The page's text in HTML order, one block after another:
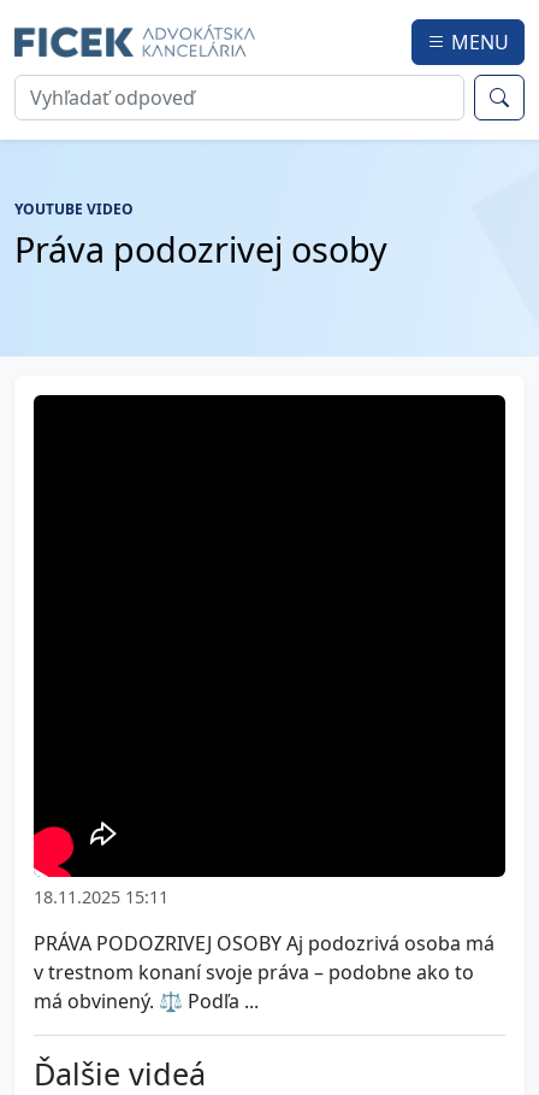
MENU
YOUTUBE VIDEO
Práva podozrivej osoby
18.11.2025 15:11
PRÁVA PODOZRIVEJ OSOBY Aj podozrivá osoba má
v trestnom konaní svoje práva – podobne ako to
má obvinený. ⚖️ Podľa ...
Ďalšie videá